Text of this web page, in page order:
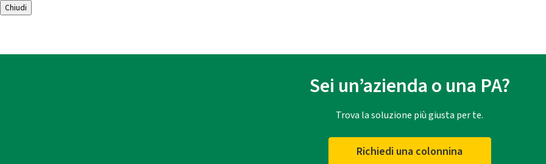
Chiudi
Sei un’azienda o una PA?
Trova la soluzione più giusta per te.
Richiedi una colonnina